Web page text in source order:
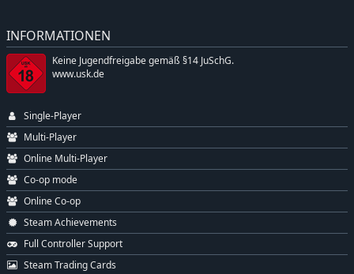
INFORMATIONEN
Keine Jugendfreigabe gemäß §14 JuSchG.
www.usk.de
Single-Player
Multi-Player
Online Multi-Player
Co-op mode
Online Co-op
Steam Achievements
Full Controller Support
Steam Trading Cards